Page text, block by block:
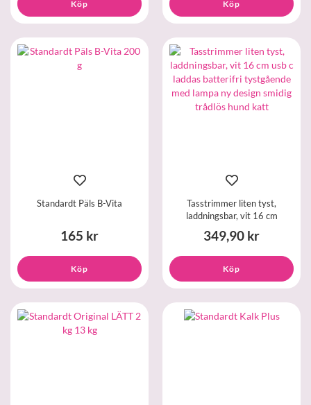
Köp Köp
Standardt Päls B-Vita
165 kr
Köp
Tasstrimmer liten tyst,
laddningsbar, vit 16 cm
349,90 kr
Köp